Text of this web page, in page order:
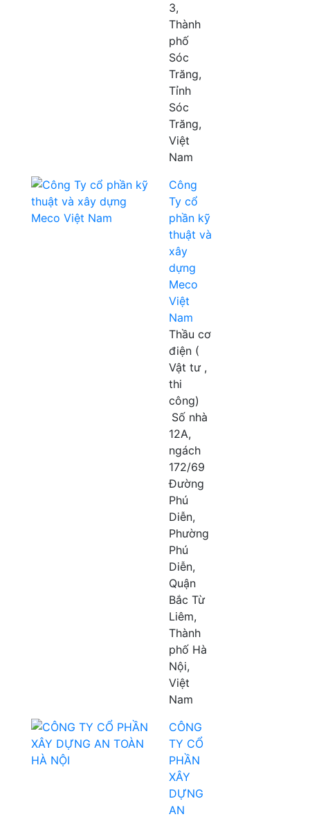
3,
Thành
phố
Sóc
Trăng,
Tỉnh
Sóc
Trăng,
Việt
Nam
Công
Ty cổ
phần kỹ
thuật và
xây
dựng
Meco
Việt
Nam
Thầu cơ
điện (
Vật tư ,
thi
công)
Số nhà
12A,
ngách
172/69
Đường
Phú
Diễn,
Phường
Phú
Diễn,
Quận
Bắc Từ
Liêm,
Thành
phố Hà
Nội,
Việt
Nam
CÔNG
TY CỔ
PHẦN
XÂY
DỰNG
AN